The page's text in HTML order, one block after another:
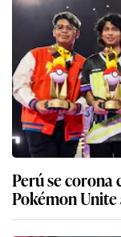
Perú se
Pokémon Unite